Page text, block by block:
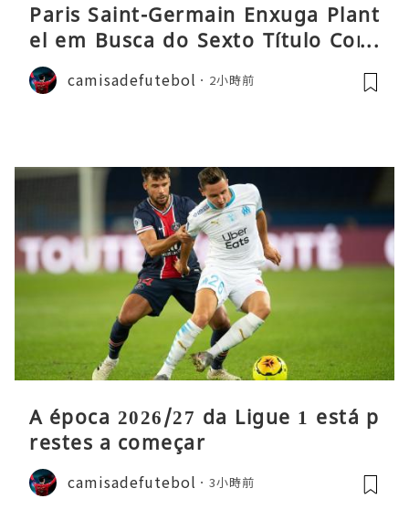
Paris Saint-Germain Enxuga Plant
el em Busca do Sexto Título Cons
ecutivo da Liga
camisadefutebol 2小時前
A época 2026/27 da Ligue 1 está p
restes a começar
camisadefutebol 3小時前